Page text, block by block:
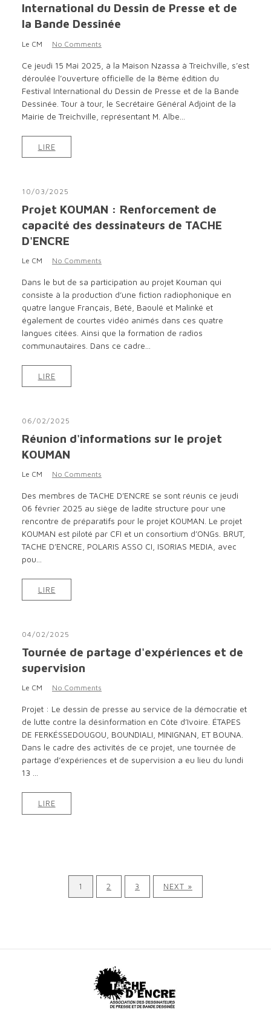
International du Dessin de Presse et de
la Bande Dessinée
Le CM No Comments
Ce jeudi 15 Mai 2025, à la Maison Nzassa à Treichville, s’est
déroulée l’ouverture officielle de la 8ème édition du
Festival International du Dessin de Presse et de la Bande
Dessinée. Tour à tour, le Secrétaire Général Adjoint de la
Mairie de Treichville, représentant M. Albe...
LIRE
10/03/2025
Projet KOUMAN : Renforcement de
capacité des dessinateurs de TACHE
D'ENCRE
Le CM No Comments
Dans le but de sa participation au projet Kouman qui
consiste à la production d’une fiction radiophonique en
quatre langue Français, Bété, Baoulé et Malinké et
également de courtes vidéo animés dans ces quatre
langues citées. Ainsi que la formation de radios
communautaires. Dans ce cadre...
LIRE
06/02/2025
Réunion d'informations sur le projet
KOUMAN
Le CM No Comments
Des membres de TACHE D’ENCRE se sont réunis ce jeudi
06 février 2025 au siège de ladite structure pour une
rencontre de préparatifs pour le projet KOUMAN. Le projet
KOUMAN est piloté par CFI et un consortium d’ONGs. BRUT,
TACHE D’ENCRE, POLARIS ASSO CI, ISORIAS MEDIA, avec
pou...
LIRE
04/02/2025
Tournée de partage d'expériences et de
supervision
Le CM No Comments
Projet : Le dessin de presse au service de la démocratie et
de lutte contre la désinformation en Côte d’Ivoire. ÉTAPES
DE FERKÉSSEDOUGOU, BOUNDIALI, MINIGNAN, ET BOUNA.
Dans le cadre des activités de ce projet, une tournée de
partage d’expériences et de supervision a eu lieu du lundi
13 ...
LIRE
1 2 3 NEXT »